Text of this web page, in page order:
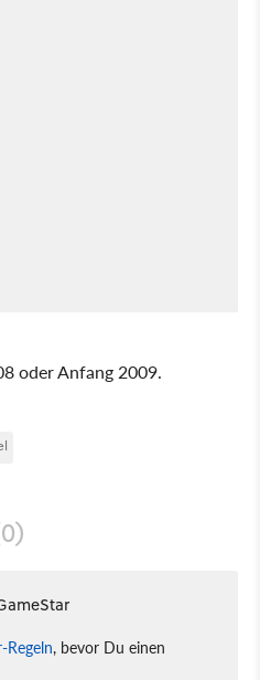
oder Anfang 2009.
Regeln, bevor Du einen